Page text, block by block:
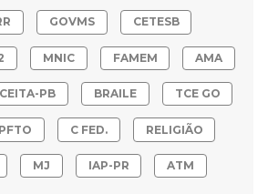
GOVMS CETESB
MNIC FAMEM AMA
PB BRAILE TCE GO
C FED. RELIGIÃO
MJ IAP-PR ATM